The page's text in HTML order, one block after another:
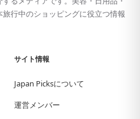
行中のショッピングに役立つ情報
サイト情報
Japan Picksについて
運営メンバー